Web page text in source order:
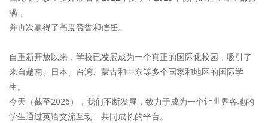
满，
并再次赢得了高度赞誉和信任。
自重新开放以来，学校已发展成为一个真正的国际化校园，吸引了
来自越南、日本、台湾、蒙古和中东等多个国家和地区的国际学
生。
今天（截至2026），我们不断发展，致力于成为一个让世界各地的
学生通过英语交流互动、共同成长的平台。